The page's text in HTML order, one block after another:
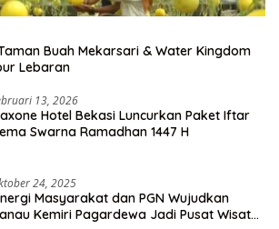
Buah Mekarsari & Water Kingdom
Lebaran
13, 2026
Hotel Bekasi Luncurkan Paket Iftar
Swarna Ramadhan 1447 H
24, 2025
Masyarakat dan PGN Wujudkan
Kemiri Pagardewa Jadi Pusat Wisata